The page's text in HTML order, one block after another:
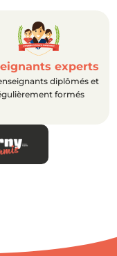
experts
diplômés et
formés